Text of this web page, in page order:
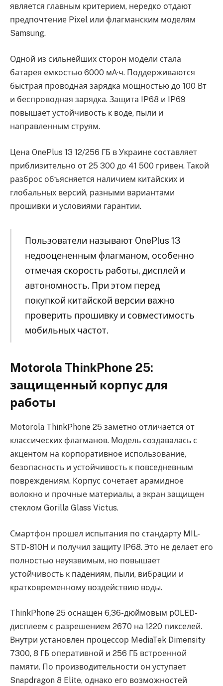
является главным критерием, нередко отдают
предпочтение Pixel или флагманским моделям
Samsung.
Одной из сильнейших сторон модели стала
батарея емкостью 6000 мА·ч. Поддерживаются
быстрая проводная зарядка мощностью до 100 Вт
и беспроводная зарядка. Защита IP68 и IP69
повышает устойчивость к воде, пыли и
направленным струям.
Цена OnePlus 13 12/256 ГБ в Украине составляет
приблизительно от 25 300 до 41 500 гривен. Такой
разброс объясняется наличием китайских и
глобальных версий, разными вариантами
прошивки и условиями гарантии.
Пользователи называют OnePlus 13
недооцененным флагманом, особенно
отмечая скорость работы, дисплей и
автономность. При этом перед
покупкой китайской версии важно
проверить прошивку и совместимость
мобильных частот.
Motorola ThinkPhone 25:
защищенный корпус для
работы
Motorola ThinkPhone 25 заметно отличается от
классических флагманов. Модель создавалась с
акцентом на корпоративное использование,
безопасность и устойчивость к повседневным
повреждениям. Корпус сочетает арамидное
волокно и прочные материалы, а экран защищен
стеклом Gorilla Glass Victus.
Смартфон прошел испытания по стандарту MIL-
STD-810H и получил защиту IP68. Это не делает его
полностью неуязвимым, но повышает
устойчивость к падениям, пыли, вибрации и
кратковременному воздействию воды.
ThinkPhone 25 оснащен 6,36-дюймовым pOLED-
дисплеем с разрешением 2670 на 1220 пикселей.
Внутри установлен процессор MediaTek Dimensity
7300, 8 ГБ оперативной и 256 ГБ встроенной
памяти. По производительности он уступает
Snapdragon 8 Elite, однако его возможностей